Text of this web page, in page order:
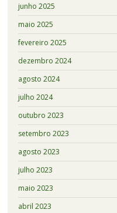
junho 2025
maio 2025
fevereiro 2025
dezembro 2024
agosto 2024
julho 2024
outubro 2023
setembro 2023
agosto 2023
julho 2023
maio 2023
abril 2023